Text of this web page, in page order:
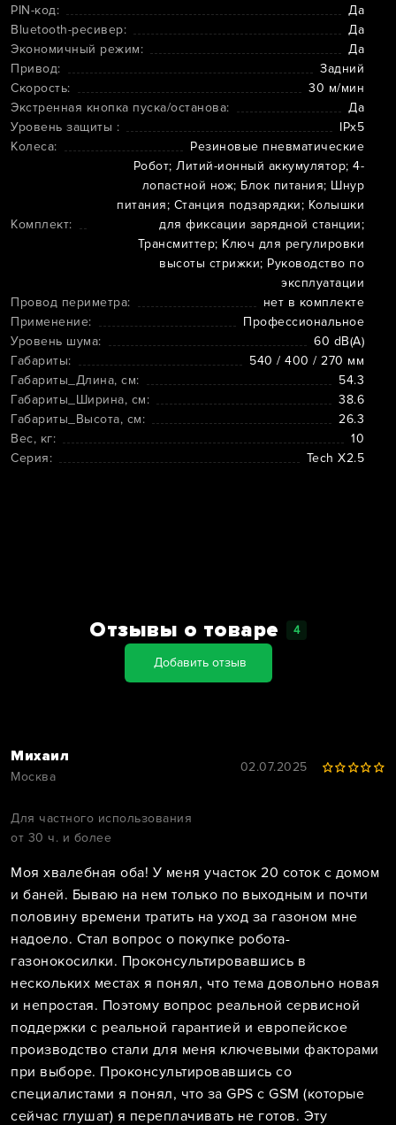
PIN-код:
Да
Bluetooth-ресивер:
Да
Экономичный режим:
Да
Привод:
Задний
Скорость:
30 м/мин
Экстренная кнопка пуска/останова:
Да
Уровень защиты :
IPx5
Колеса:
Резиновые пневматические
Комплект:
Робот; Литий-ионный аккумулятор; 4-
лопастной нож; Блок питания; Шнур
питания; Станция подзарядки; Колышки
для фиксации зарядной станции;
Трансмиттер; Ключ для регулировки
высоты стрижки; Руководство по
эксплуатации
Провод периметра:
нет в комплекте
Применение:
Профессиональное
Уровень шума:
60 dB(A)
Габариты:
540 / 400 / 270 мм
Габариты_Длина, см:
54.3
Габариты_Ширина, см:
38.6
Габариты_Высота, см:
26.3
Вес, кг:
10
Серия:
Tech X2.5
Отзывы о товаре 4
Добавить отзыв
Михаил
Москва
02.07.2025
Для частного использования
от 30 ч. и более
Моя хвалебная оба! У меня участок 20 соток с домом
и баней. Бываю на нем только по выходным и почти
половину времени тратить на уход за газоном мне
надоело. Стал вопрос о покупке робота-
газонокосилки. Проконсультировавшись в
нескольких местах я понял, что тема довольно новая
и непростая. Поэтому вопрос реальной сервисной
поддержки с реальной гарантией и европейское
производство стали для меня ключевыми факторами
при выборе. Проконсультировавшись со
специалистами я понял, что за GPS с GSM (которые
сейчас глушат) я переплачивать не готов. Эту